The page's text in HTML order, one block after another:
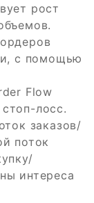
рост
с помощью
Flow
лосс.
заказов/
поток
интереса